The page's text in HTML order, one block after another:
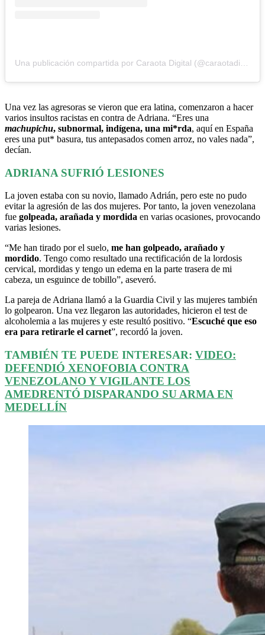
Una vez las agresoras se vieron que era latina, comenzaron a hacer
varios insultos racistas en contra de Adriana. “Eres una
machupichu, subnormal, indígena, una mi*rda, aquí en España
eres una put* basura, tus antepasados comen arroz, no vales nada”,
decían.
ADRIANA SUFRIÓ LESIONES
La joven estaba con su novio, llamado Adrián, pero este no pudo
evitar la agresión de las dos mujeres. Por tanto, la joven venezolana
fue golpeada, arañada y mordida en varias ocasiones, provocando
varias lesiones.
“Me han tirado por el suelo, me han golpeado, arañado y
mordido. Tengo como resultado una rectificación de la lordosis
cervical, mordidas y tengo un edema en la parte trasera de mi
cabeza, un esguince de tobillo”, aseveró.
La pareja de Adriana llamó a la Guardia Civil y las mujeres también
lo golpearon. Una vez llegaron las autoridades, hicieron el test de
alcoholemia a las mujeres y este resultó positivo. “Escuché que eso
era para retirarle el carnet”, recordó la joven.
TAMBIÉN TE PUEDE INTERESAR: VIDEO:
DEFENDIÓ XENOFOBIA CONTRA
VENEZOLANO Y VIGILANTE LOS
AMEDRENTÓ DISPARANDO SU ARMA EN
MEDELLÍN